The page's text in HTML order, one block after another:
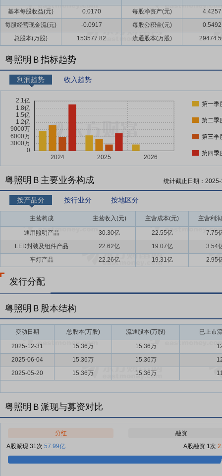
基本每股收益(元) 0.0170 每股净资产(元)
4.4257
每股经营现金流(元)
-0.0917 每股公积金(元)
0.5492
总股本(万股)
153577.82 流通股本(万股)
粤照明Ｂ指标趋势
利润趋势 收入趋势
第一季
第二季
第三季
第四季
粤照明Ｂ主要业务构成 统计截止日期：
按产品分 按行业分 按地区分
主营构成 主营收入(元) 主营成本(元) 主营利
通用照明产品 30.30亿 22.55亿
7.75
LED封装及组件产品
22.62亿 19.07亿
3.54
车灯产品
22.26亿 19.31亿 2.95
发行分配
粤照明Ｂ股本结构
变动日期 总股本(万股) 流通股本(万股) 已上市
2025-12-31 15.36万 15.36万
2025-06-04
15.36万 15.36万
2025-05-20
15.36万 15.36万
粤照明Ｂ派现与募资对比
分红
融资
A股派现 31次 57.99亿 A股融资 1次